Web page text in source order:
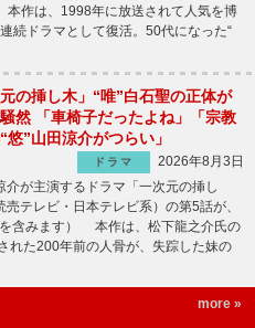
作は、1998年に放送されて人気を博
続ドラマとして復活。50代になった“
元の挿し木」“唯”白石聖の正体が
然 「車椅子だったよね」「宗教
悠”山田涼介がつらい」
ドラマ
2026年8月3日
が主演するドラマ「一次元の挿し
売テレビ・日本テレビ系）の第5話が、
含みます） 本作は、松下龍之介氏の
れた200年前の人骨が、失踪した妹の
more »